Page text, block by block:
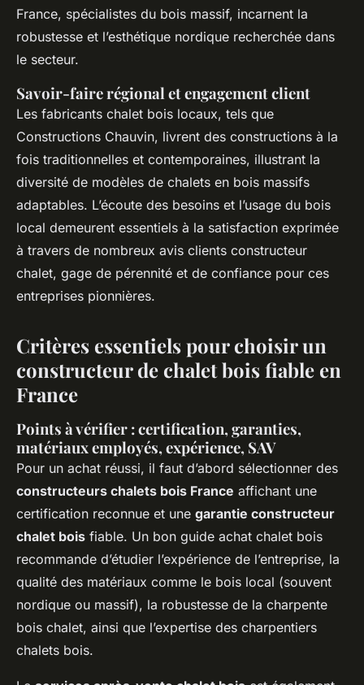
France, spécialistes du bois massif, incarnent la
robustesse et l’esthétique nordique recherchée dans
le secteur.
Savoir-faire régional et engagement client
Les fabricants chalet bois locaux, tels que
Constructions Chauvin, livrent des constructions à la
fois traditionnelles et contemporaines, illustrant la
diversité de modèles de chalets en bois massifs
adaptables. L’écoute des besoins et l’usage du bois
local demeurent essentiels à la satisfaction exprimée
à travers de nombreux avis clients constructeur
chalet, gage de pérennité et de confiance pour ces
entreprises pionnières.
Critères essentiels pour choisir un
constructeur de chalet bois fiable en
France
Points à vérifier : certification, garanties,
matériaux employés, expérience, SAV
Pour un achat réussi, il faut d’abord sélectionner des
constructeurs chalets bois France affichant une
certification reconnue et une garantie constructeur
chalet bois fiable. Un bon guide achat chalet bois
recommande d’étudier l’expérience de l’entreprise, la
qualité des matériaux comme le bois local (souvent
nordique ou massif), la robustesse de la charpente
bois chalet, ainsi que l’expertise des charpentiers
chalets bois.